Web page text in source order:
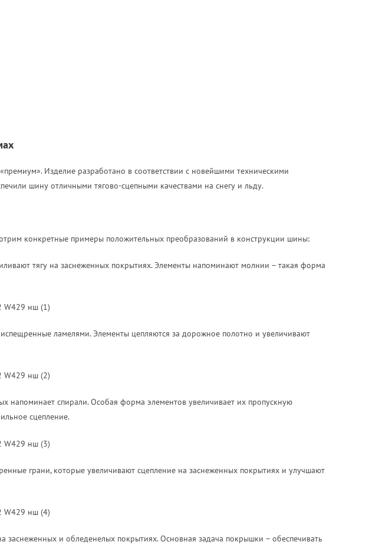
Изделие разработано в соответствии с новейшими техническими
шину отличными тягово-сцепными качествами на снегу и льду.
конкретные примеры положительных преобразований в конструкции шины:
тягу на заснеженных покрытиях. Элементы напоминают молнии – такая форма
ламелями. Элементы цепляются за дорожное полотно и увеличивают
напоминает спирали. Особая форма элементов увеличивает их пропускную
сцепление.
грани, которые увеличивают сцепление на заснеженных покрытиях и улучшают
заснеженных и обледенелых покрытиях. Основная задача покрышки – обеспечивать